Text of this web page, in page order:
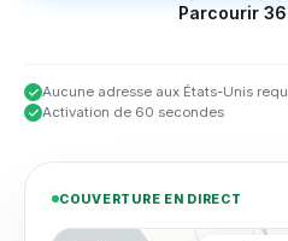
Parcourir 36
Aucune adresse aux États-Unis
Activation de 60 secondes
COUVERTURE EN DIRECT